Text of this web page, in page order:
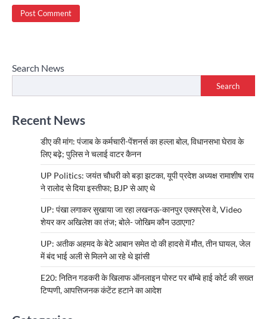
Search News
Search
Recent News
डीए की मांग: पंजाब के कर्मचारी-पेंशनर्स का हल्ला बोल, विधानसभा घेराव के
लिए बढ़े; पुलिस ने चलाई वाटर कैनन
UP Politics: जयंत चौधरी को बड़ा झटका, यूपी प्रदेश अध्यक्ष रामाशीष राय
ने रालोद से दिया इस्तीफा; BJP से आए थे
UP: पंखा लगाकर सुखाया जा रहा लखनऊ-कानपुर एक्सप्रेस वे, Video
शेयर कर अखिलेश का तंज; बोले- जोखिम कौन उठाएगा?
UP: अतीक अहमद के बेटे आबान समेत दो की हादसे में मौत, तीन घायल, जेल
में बंद भाई अली से मिलने आ रहे थे झांसी
E20: नितिन गडकरी के खिलाफ ऑनलाइन पोस्ट पर बॉम्बे हाई कोर्ट की सख्त
टिप्पणी, आपत्तिजनक कंटेंट हटाने का आदेश